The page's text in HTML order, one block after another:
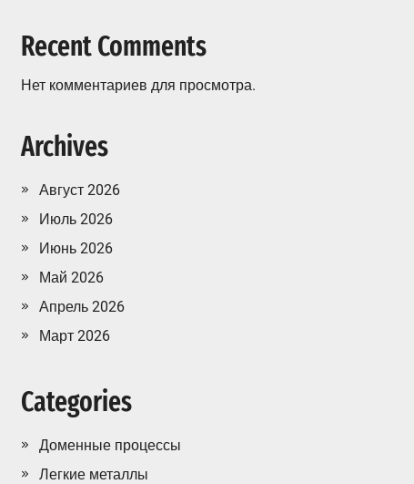
Recent Comments
Нет комментариев для просмотра.
Archives
Август 2026
Июль 2026
Июнь 2026
Май 2026
Апрель 2026
Март 2026
Categories
Доменные процессы
Легкие металлы